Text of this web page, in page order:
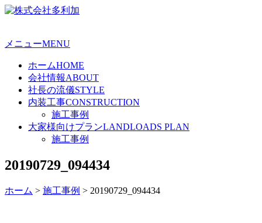
メニューMENU
ホームHOME
会社情報ABOUT
社長の流儀STYLE
内装工事CONSTRUCTION
施工事例
大家様向けプランLANDLOADS PLAN
施工事例
20190729_094434
ホーム > 施工事例 > 20190729_094434